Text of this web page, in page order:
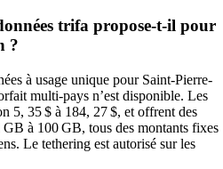
trifa propose-t-il pour
?
à usage unique pour Saint-Pierre-
multi‑pays n’est disponible. Les
5, 35 $ à 184, 27 $, et offrent des
à 100 GB, tous des montants fixes
Le tethering est autorisé sur les